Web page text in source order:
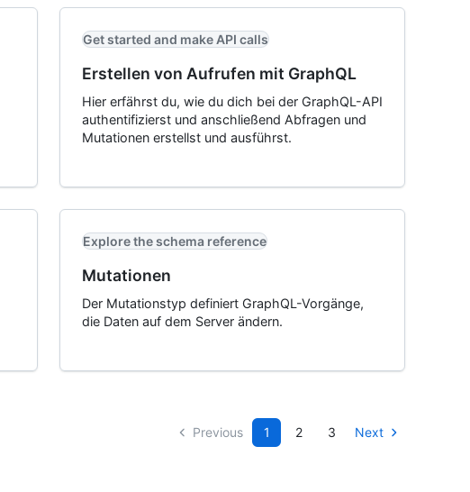
Get started and make API calls
Erstellen von Aufrufen mit GraphQL
Hier erfährst du, wie du dich bei der GraphQL-API
authentifizierst und anschließend Abfragen und
Mutationen erstellst und ausführst.
Explore the schema reference
Mutationen
Der Mutationstyp definiert GraphQL-Vorgänge,
die Daten auf dem Server ändern.
Previous 1 2 3 Next